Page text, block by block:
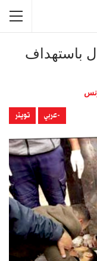
باستهداف
-عربي تويتر